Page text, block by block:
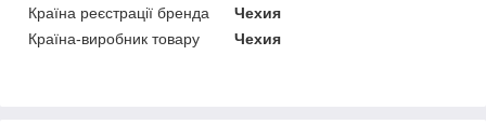
Країна реєстрації бренда
Чехия
Країна-виробник товару
Чехия